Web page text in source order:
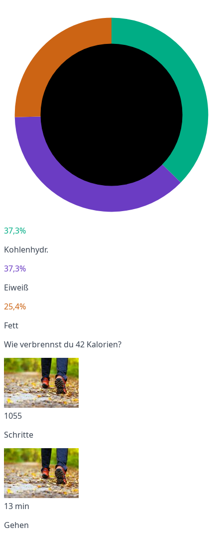
37,3%
Kohlenhydr.
37,3%
Eiweiß
25,4%
Fett
Wie verbrennst du 42 Kalorien?
1055
Schritte
13 min
Gehen